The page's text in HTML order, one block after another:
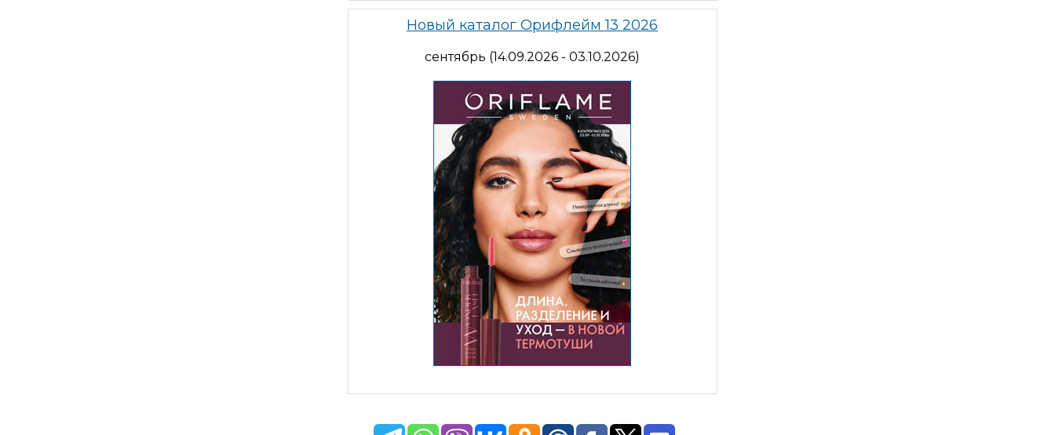
Новый каталог Орифлейм 13 2026
сентябрь (14.09.2026 - 03.10.2026)